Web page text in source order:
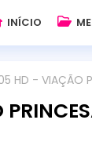
INÍCIO
HD - VIAÇÃO